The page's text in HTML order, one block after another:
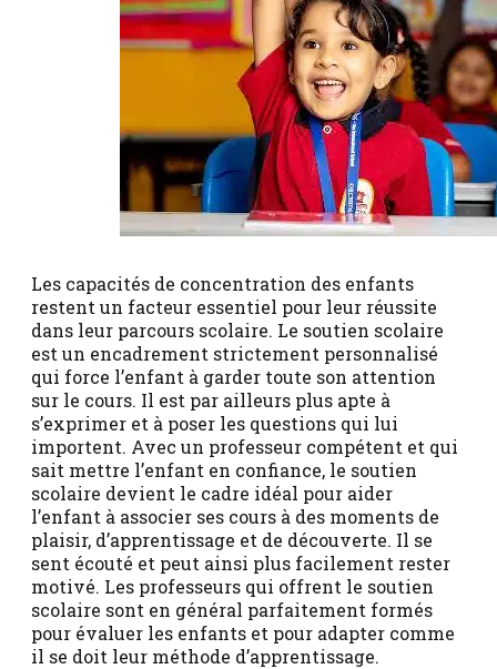
Les capacités de concentration des enfants
restent un facteur essentiel pour leur réussite
dans leur parcours scolaire. Le soutien scolaire
est un encadrement strictement personnalisé
qui force l’enfant à garder toute son attention
sur le cours. Il est par ailleurs plus apte à
s’exprimer et à poser les questions qui lui
importent. Avec un professeur compétent et qui
sait mettre l’enfant en confiance, le soutien
scolaire devient le cadre idéal pour aider
l’enfant à associer ses cours à des moments de
plaisir, d’apprentissage et de découverte. Il se
sent écouté et peut ainsi plus facilement rester
motivé. Les professeurs qui offrent le soutien
scolaire sont en général parfaitement formés
pour évaluer les enfants et pour adapter comme
il se doit leur méthode d’apprentissage.